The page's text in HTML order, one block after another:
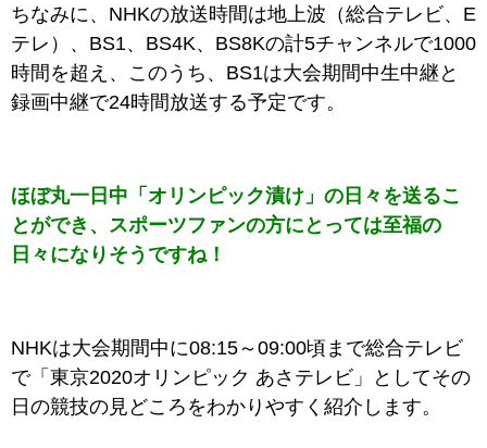
ちなみに、NHKの放送時間は地上波（総合テレビ、E
テレ）、BS1、BS4K、BS8Kの計5チャンネルで1000
時間を超え、このうち、BS1は大会期間中生中継と
録画中継で24時間放送する予定です。
ほぼ丸一日中「 オリンピック漬け」の日々を送るこ
とができ、スポーツファンの方にとっては至福の
日々になりそうですね！
NHKは大会期間中に08:15～09:00頃まで総合テレビ
で「東京2020オリンピック あさテレビ」としてその
日の競技の見どころをわかりやすく紹介します。